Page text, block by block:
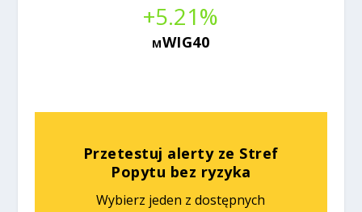
+5.21%
mWIG40
Przetestuj alerty ze Stref
Popytu bez ryzyka
Wybierz jeden z dostępnych